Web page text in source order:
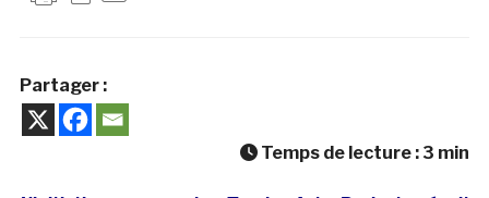
Partager :
Temps de lecture : 3 min